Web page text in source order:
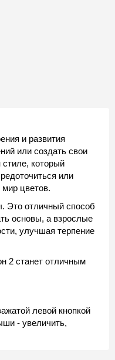
и развития
или создать свои
который
или
мир цветов.
Это отличный способ
основы, а взрослые
улучшая терпение
2 станет отличным
левой кнопкой
- увеличить,